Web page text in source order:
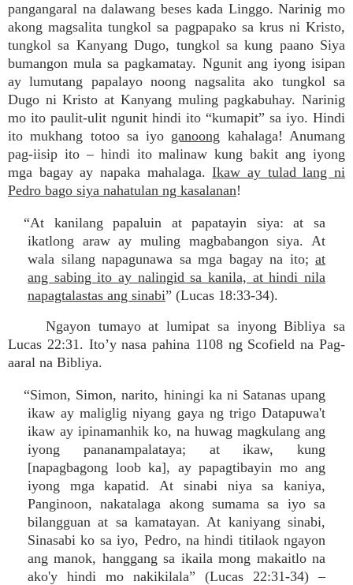
pangangaral na dalawang beses kada Linggo. Narinig mo
akong magsalita tungkol sa pagpapako sa krus ni Kristo,
tungkol sa Kanyang Dugo, tungkol sa kung paano Siya
bumangon mula sa pagkamatay. Ngunit ang iyong isipan
ay lumutang papalayo noong nagsalita ako tungkol sa
Dugo ni Kristo at Kanyang muling pagkabuhay. Narinig
mo ito paulit-ulit ngunit hindi ito “kumapit” sa iyo. Hindi
ito mukhang totoo sa iyo ganoong kahalaga! Anumang
pag-iisip ito – hindi ito malinaw kung bakit ang iyong
mga bagay ay napaka mahalaga.Ikaw ay tulad lang ni
Pedro bago siya nahatulan ng kasalanan!
“At kanilang papaluin at papatayin siya: at sa
ikatlong araw ay muling magbabangon siya. At
wala silang napagunawa sa mga bagay na ito; at
ang sabing ito ay nalingid sa kanila, at hindi nila
napagtalastas ang sinabi” (Lucas 18:33-34).
Ngayon tumayo at lumipat sa inyong Bibliya sa
Lucas 22:31. Ito’y nasa pahina 1108 ng Scofield na Pag-
aaral na Bibliya.
“Simon, Simon, narito, hiningi ka ni Satanas upang
ikaw ay maliglig niyang gaya ng trigo Datapuwa't
ikaw ay ipinamanhik ko, na huwag magkulang ang
iyong pananampalataya; at ikaw, kung
[napagbagong loob ka], ay papagtibayin mo ang
iyong mga kapatid. At sinabi niya sa kaniya,
Panginoon, nakatalaga akong sumama sa iyo sa
bilangguan at sa kamatayan. At kaniyang sinabi,
Sinasabi ko sa iyo, Pedro, na hindi titilaok ngayon
ang manok, hanggang sa ikaila mong makaitlo na
ako'y hindi mo nakikilala” (Lucas 22:31-34) –